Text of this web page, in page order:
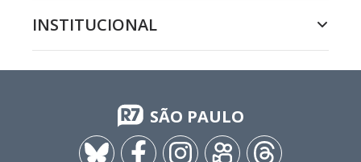
INSTITUCIONAL
SÃO PAULO